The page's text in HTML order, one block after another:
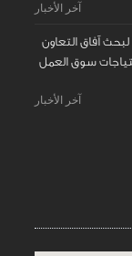
آخر الأخبار
آفاق التعاون
سوق العمل
آخر الأخبار